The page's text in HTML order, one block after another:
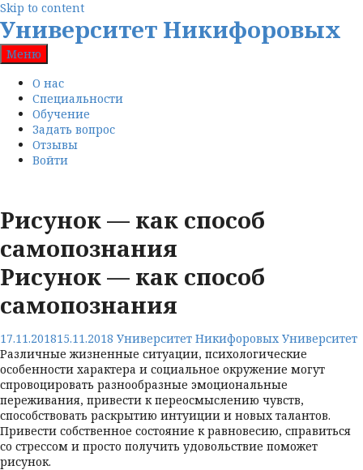
Skip to content
Университет Никифоровых
Меню
О нас
Специальности
Обучение
Задать вопрос
Отзывы
Войти
Рисунок — как способ
самопознания
Рисунок — как способ
самопознания
17.11.201815.11.2018 Университет Никифоровых Университет
Различные жизненные ситуации, психологические
особенности характера и социальное окружение могут
спровоцировать разнообразные эмоциональные
переживания, привести к переосмыслению чувств,
способствовать раскрытию интуиции и новых талантов.
Привести собственное состояние к равновесию, справиться
со стрессом и просто получить удовольствие поможет
рисунок.